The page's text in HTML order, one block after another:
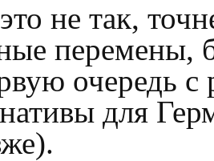
не так,
перемены,
очередь с
для